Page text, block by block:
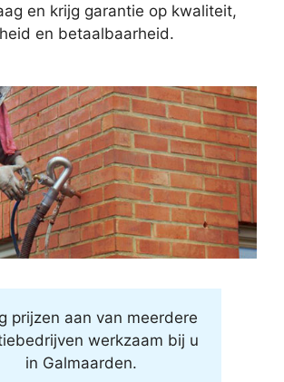
en krijg garantie op kwaliteit,
en betaalbaarheid.
prijzen aan van meerdere
werkzaam bij u
in Galmaarden.